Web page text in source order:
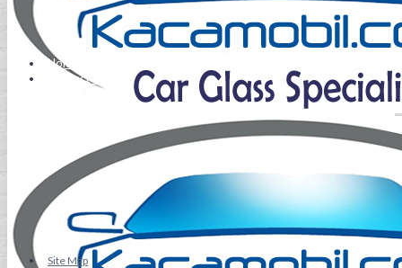
Home
Contact Us
Site Map